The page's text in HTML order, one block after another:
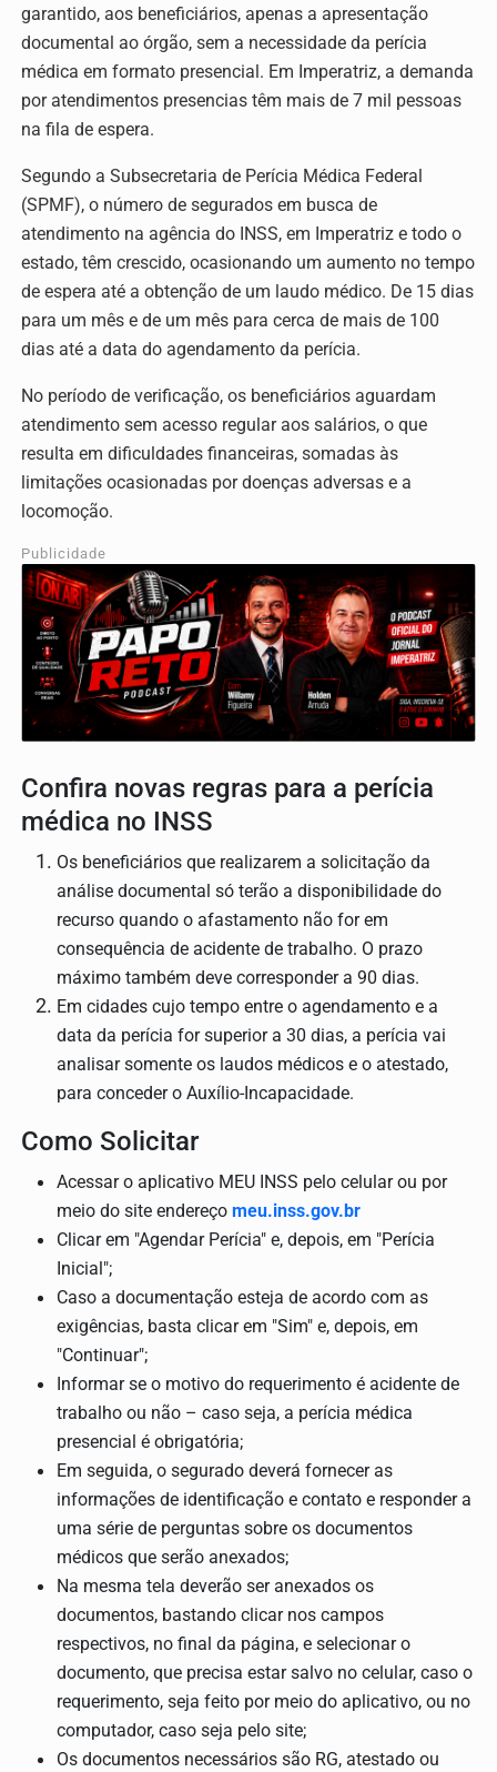
garantido, aos beneficiários, apenas a apresentação
documental ao órgão, sem a necessidade da perícia
médica em formato presencial. Em Imperatriz, a demanda
por atendimentos presencias têm mais de 7 mil pessoas
na fila de espera.
Segundo a Subsecretaria de Perícia Médica Federal
(SPMF), o número de segurados em busca de
atendimento na agência do INSS, em Imperatriz e todo o
estado, têm crescido, ocasionando um aumento no tempo
de espera até a obtenção de um laudo médico. De 15 dias
para um mês e de um mês para cerca de mais de 100
dias até a data do agendamento da perícia.
No período de verificação, os beneficiários aguardam
atendimento sem acesso regular aos salários, o que
resulta em dificuldades financeiras, somadas às
limitações ocasionadas por doenças adversas e a
locomoção.
Publicidade
Confira novas regras para a perícia
médica no INSS
Os beneficiários que realizarem a solicitação da
análise documental só terão a disponibilidade do
recurso quando o afastamento não for em
consequência de acidente de trabalho. O prazo
máximo também deve corresponder a 90 dias.
Em cidades cujo tempo entre o agendamento e a
data da perícia for superior a 30 dias, a perícia vai
analisar somente os laudos médicos e o atestado,
para conceder o Auxílio-Incapacidade.
Como Solicitar
Acessar o aplicativo MEU INSS pelo celular ou por
meio do site endereço meu.inss.gov.br
Clicar em "Agendar Perícia" e, depois, em "Perícia
Inicial";
Caso a documentação esteja de acordo com as
exigências, basta clicar em "Sim" e, depois, em
"Continuar";
Informar se o motivo do requerimento é acidente de
trabalho ou não – caso seja, a perícia médica
presencial é obrigatória;
Em seguida, o segurado deverá fornecer as
informações de identificação e contato e responder a
uma série de perguntas sobre os documentos
médicos que serão anexados;
Na mesma tela deverão ser anexados os
documentos, bastando clicar nos campos
respectivos, no final da página, e selecionar o
documento, que precisa estar salvo no celular, caso o
requerimento, seja feito por meio do aplicativo, ou no
computador, caso seja pelo site;
Os documentos necessários são RG, atestado ou